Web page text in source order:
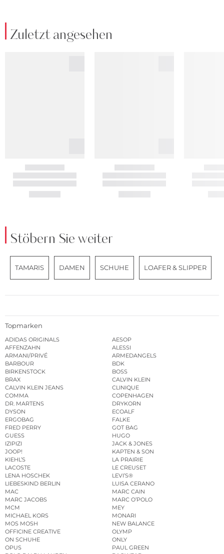
Zuletzt angesehen
Stöbern Sie weiter
TAMARIS DAMEN SCHUHE LOAFER & SLIPPER
Topmarken
ADIDAS ORIGINALS
AESOP
AFFENZAHN
ALESSI
ARMANI/PRIVÉ
ARMEDANGELS
BARBOUR
BDK
BIRKENSTOCK
BOSS
BRAX
CALVIN KLEIN
CALVIN KLEIN JEANS
CLINIQUE
COMMA
COPENHAGEN
DR. MARTENS
DRYKORN
DYSON
ECOALF
ERGOBAG
FALKE
FRED PERRY
GOT BAG
GUESS
HUGO
IZIPIZI
JACK & JONES
JOOP!
KAPTEN & SON
KIEHL’S
LA PRAIRIE
LACOSTE
LE CREUSET
LENA HOSCHEK
LEVI’S®
LIEBESKIND BERLIN
LUISA CERANO
MAC
MARC CAIN
MARC JACOBS
MARC O’POLO
MCM
MEY
MICHAEL KORS
MONARI
MOS MOSH
NEW BALANCE
OFFICINE CREATIVE
OLYMP
ON SCHUHE
ONLY
OPUS
PAUL GREEN